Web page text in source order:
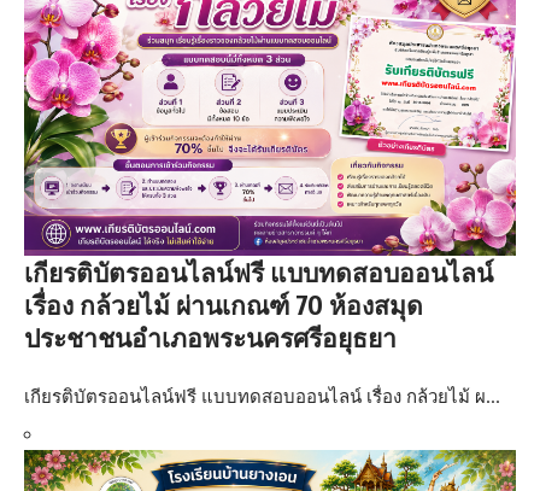
เกียรติบัตรออนไลน์ฟรี แบบทดสอบออนไลน์
เรื่อง กล้วยไม้ ผ่านเกณฑ์ 70 ห้องสมุด
ประชาชนอำเภอพระนครศรีอยุธยา
เกียรติบัตรออนไลน์ฟรี แบบทดสอบออนไลน์ เรื่อง กล้วยไม้ ผ…